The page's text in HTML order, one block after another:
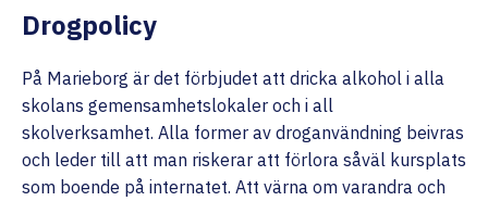
Drogpolicy
På Marieborg är det förbjudet att dricka alkohol i alla
skolans gemensamhetslokaler och i all
skolverksamhet. Alla former av droganvändning beivras
och leder till att man riskerar att förlora såväl kursplats
som boende på internatet. Att värna om varandra och